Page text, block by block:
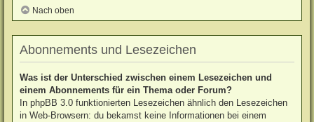
Nach oben
Abonnements und Lesezeichen
Was ist der Unterschied zwischen einem Lesezeichen und
einem Abonnements für ein Thema oder Forum?
In phpBB 3.0 funktionierten Lesezeichen ähnlich den Lesezeichen
in Web-Browsern: du bekamst keine Informationen bei einem